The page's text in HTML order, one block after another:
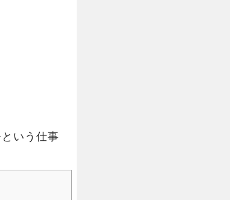
いう仕事